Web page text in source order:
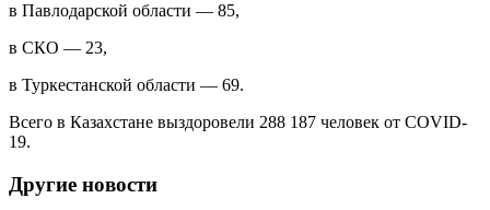
в Павлодарской области — 85,
в СКО — 23,
в Туркестанской области — 69.
Всего в Казахстане выздоровели 288 187 человек от COVID-
19.
Другие новости